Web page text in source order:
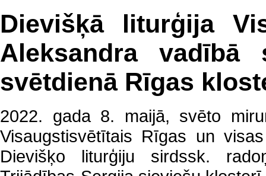
Dievišķā liturģija
Aleksandra vadībā
svētdienā Rīgas
2022. gada 8. maijā, svēto
Visaugstisvētītais Rīgas un
Dievišķo liturģiju sirdssk.